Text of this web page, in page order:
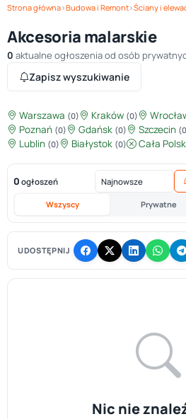
Strona główna›Budowa i Remont›Ściany i
Akcesoria malarskie
0 aktualne ogłoszenia od osób
Zapisz wyszukiwanie
Warszawa (0) Kraków (0)
Poznań (0) Gdańsk (0) Szczecin
Lublin (0) Białystok (0) Cała
0 ogłoszeń
Wszyscy Prywatne
UDOSTĘPNIJ
Nic nie